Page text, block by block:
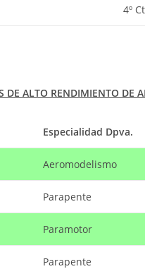
4º
DE ALTO RENDIMIENTO DE
Especialidad Dpva.
Aeromodelismo
Parapente
Paramotor
Parapente